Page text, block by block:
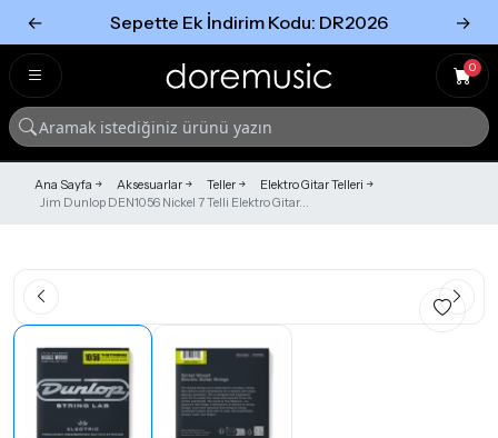
← Sepette Ek İndirim Kodu: DR2026 →
0
Ana Sayfa Aksesuarlar Teller
Elektro Gitar Telleri
Jim Dunlop DEN1056 Nickel 7 Telli Elektro Gitar...
Tümünü Gör
Tümünü gör